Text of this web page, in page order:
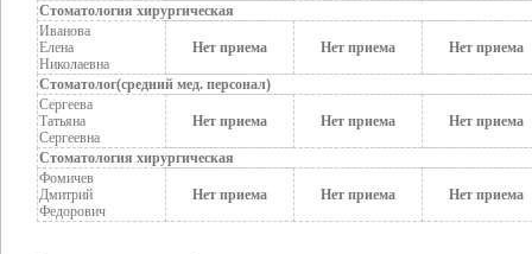
Стоматология хирургическая
Иванова
Елена
Николаевна
Нет приема Нет приема Нет приема
Стоматолог(средний мед. персонал)
Сергеева
Татьяна
Сергеевна
Нет приема Нет приема Нет приема
Стоматология хирургическая
Фомичев
Дмитрий
Федорович
Нет приема Нет приема Нет приема